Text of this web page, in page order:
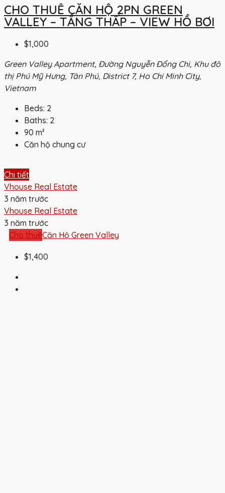
CHO THUÊ CĂN HỘ 2PN GREEN
VALLEY – TẦNG THẤP – VIEW HỒ BƠI
$1,000
Green Valley Apartment, Đường Nguyễn Đổng Chi, Khu đô
thị Phú Mỹ Hưng, Tân Phú, District 7, Ho Chi Minh City,
Vietnam
Beds: 2
Baths: 2
90 m²
Căn hộ chung cư
Chi tiết
Vhouse Real Estate
3 năm trước
Vhouse Real Estate
3 năm trước
Cho thuêCăn Hộ Green Valley
$1,400